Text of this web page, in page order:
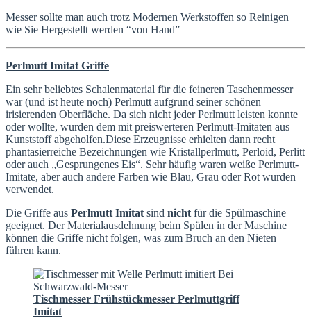
Messer sollte man auch trotz Modernen Werkstoffen so Reinigen
wie Sie Hergestellt werden “von Hand”
Perlmutt Imitat Griffe
Ein sehr beliebtes Schalenmaterial für die feineren Taschenmesser
war (und ist heute noch) Perlmutt aufgrund seiner schönen
irisierenden Oberfläche. Da sich nicht jeder Perlmutt leisten konnte
oder wollte, wurden dem mit preiswerteren Perlmutt-Imitaten aus
Kunststoff abgeholfen.Diese Erzeugnisse erhielten dann recht
phantasierreiche Bezeichnungen wie Kristallperlmutt, Perloid, Perlitt
oder auch „Gesprungenes Eis“. Sehr häufig waren weiße Perlmutt-
Imitate, aber auch andere Farben wie Blau, Grau oder Rot wurden
verwendet.
Die Griffe aus Perlmutt Imitat sind nicht für die Spülmaschine
geeignet. Der Materialausdehnung beim Spülen in der Maschine
können die Griffe nicht folgen, was zum Bruch an den Nieten
führen kann.
Tischmesser Frühstückmesser Perlmuttgriff
Imitat